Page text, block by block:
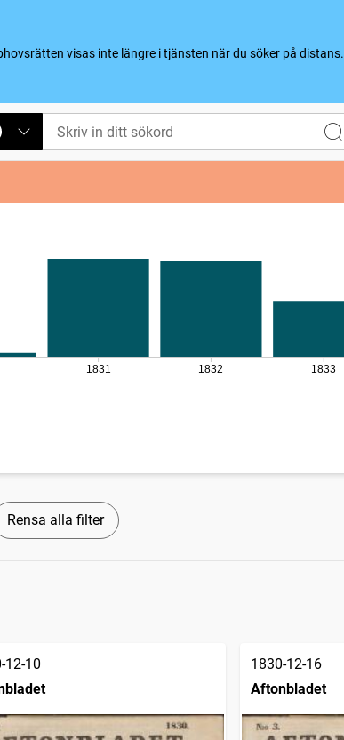
visas inte längre i tjänsten när du söker på distans.
1831 1832 1833
Rensa alla filter
12-10
1830-12-16
Aftonbladet